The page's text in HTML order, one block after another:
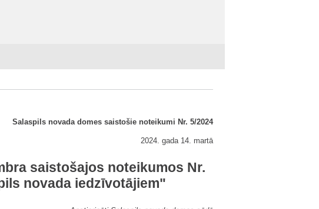
Salaspils novada domes saistošie noteikumi Nr. 5/2024
2024. gada 14. martā
saistošajos noteikumos Nr.
novada iedzīvotājiem"